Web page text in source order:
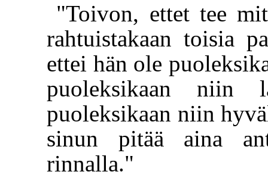
"Toivon, ettet tee
rahtuistakaan toisia
ettei hän ole
puoleksikaan niin
puoleksikaan niin
sinun pitää aina
rinnalla."